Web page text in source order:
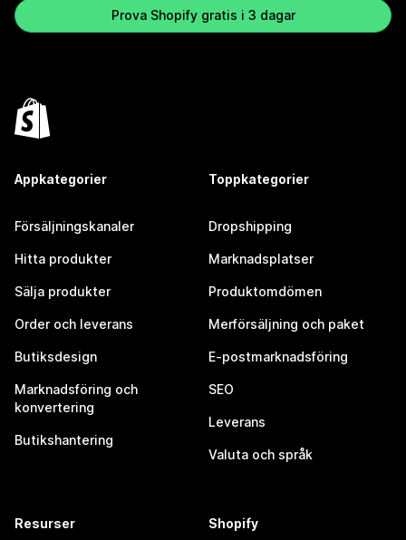
Prova Shopify gratis i 3 dagar
Appkategorier
Försäljningskanaler
Hitta produkter
Sälja produkter
Order och leverans
Butiksdesign
Marknadsföring och
konvertering
Butikshantering
Toppkategorier
Dropshipping
Marknadsplatser
Produktomdömen
Merförsäljning och paket
E-postmarknadsföring
SEO
Leverans
Valuta och språk
Resurser Shopify